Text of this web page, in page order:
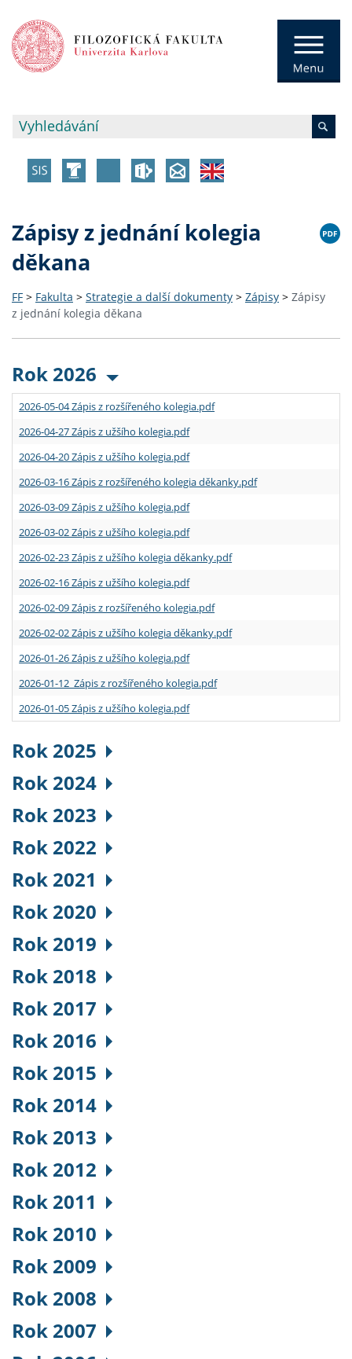
Zápisy z jednání kolegia
děkana
FF > Fakulta > Strategie a další dokumenty > Zápisy > Zápisy
z jednání kolegia děkana
Rok 2026
2026-05-04 Zápis z rozšířeného kolegia.pdf
2026-04-27 Zápis z užšího kolegia.pdf
2026-04-20 Zápis z užšího kolegia.pdf
2026-03-16 Zápis z rozšířeného kolegia děkanky.pdf
2026-03-09 Zápis z užšího kolegia.pdf
2026-03-02 Zápis z užšího kolegia.pdf
2026-02-23 Zápis z užšího kolegia děkanky.pdf
2026-02-16 Zápis z užšího kolegia.pdf
2026-02-09 Zápis z rozšířeného kolegia.pdf
2026-02-02 Zápis z užšího kolegia děkanky.pdf
2026-01-26 Zápis z užšího kolegia.pdf
2026-01-12 Zápis z rozšířeného kolegia.pdf
2026-01-05 Zápis z užšího kolegia.pdf
Rok 2025
Rok 2024
Rok 2023
Rok 2022
Rok 2021
Rok 2020
Rok 2019
Rok 2018
Rok 2017
Rok 2016
Rok 2015
Rok 2014
Rok 2013
Rok 2012
Rok 2011
Rok 2010
Rok 2009
Rok 2008
Rok 2007